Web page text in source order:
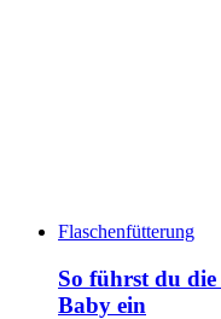
Flaschenfütterung
So führst du die
Baby ein